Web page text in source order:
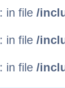
: in file /
: in file /
: in file /